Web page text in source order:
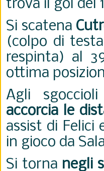
trova il gol del
Si scatena
(colpo di
respinta) al
ottima
Agli
accorcia le
assist di Felici
in gioco da
Si torna negli